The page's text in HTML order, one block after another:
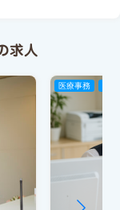
求人
医療事務